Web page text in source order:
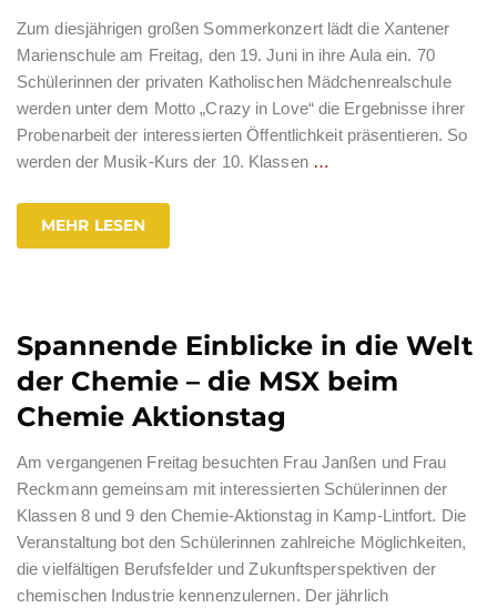
Zum diesjährigen großen Sommerkonzert lädt die Xantener
Marienschule am Freitag, den 19. Juni in ihre Aula ein. 70
Schülerinnen der privaten Katholischen Mädchenrealschule
werden unter dem Motto „Crazy in Love“ die Ergebnisse ihrer
Probenarbeit der interessierten Öffentlichkeit präsentieren. So
werden der Musik-Kurs der 10. Klassen …
MEHR LESEN
Spannende Einblicke in die Welt
der Chemie – die MSX beim
Chemie Aktionstag
Am vergangenen Freitag besuchten Frau Janßen und Frau
Reckmann gemeinsam mit interessierten Schülerinnen der
Klassen 8 und 9 den Chemie-Aktionstag in Kamp-Lintfort. Die
Veranstaltung bot den Schülerinnen zahlreiche Möglichkeiten,
die vielfältigen Berufsfelder und Zukunftsperspektiven der
chemischen Industrie kennenzulernen. Der jährlich